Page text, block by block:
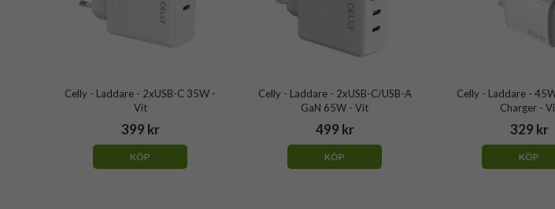
Celly - Laddare - 2xUSB-C 35W -
Vit
399 kr
KÖP
Celly - Laddare - 2xUSB-C/USB-A
GaN 65W - Vit
499 kr
KÖP
Celly - Laddare -
Charger -
329 kr
KÖP